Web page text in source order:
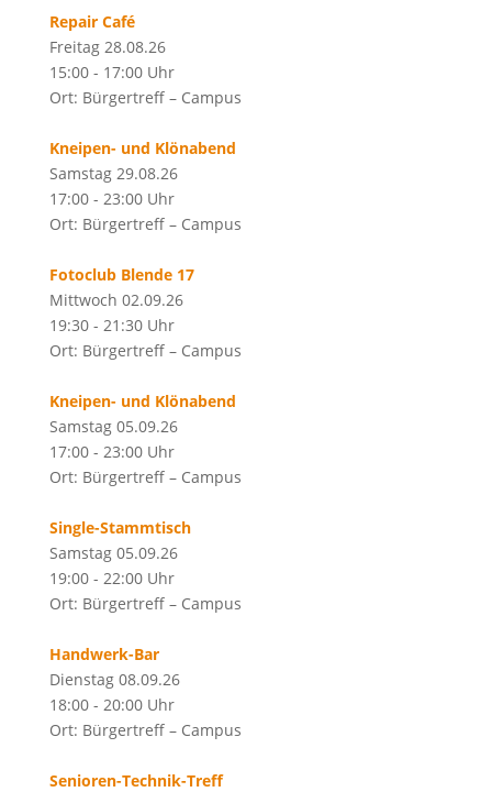
Repair Café
Freitag 28.08.26
15:00 - 17:00 Uhr
Ort: Bürgertreff – Campus
Kneipen- und Klönabend
Samstag 29.08.26
17:00 - 23:00 Uhr
Ort: Bürgertreff – Campus
Fotoclub Blende 17
Mittwoch 02.09.26
19:30 - 21:30 Uhr
Ort: Bürgertreff – Campus
Kneipen- und Klönabend
Samstag 05.09.26
17:00 - 23:00 Uhr
Ort: Bürgertreff – Campus
Single-Stammtisch
Samstag 05.09.26
19:00 - 22:00 Uhr
Ort: Bürgertreff – Campus
Handwerk-Bar
Dienstag 08.09.26
18:00 - 20:00 Uhr
Ort: Bürgertreff – Campus
Senioren-Technik-Treff